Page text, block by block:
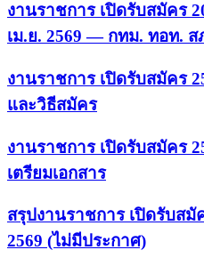
งานราชการ เปิดรับสมัคร
เม.ย. 2569 — กทม. ทอท. ส
งานราชการ เปิดรับสมัคร
และวิธีสมัคร
งานราชการ เปิดรับสมัคร
เตรียมเอกสาร
สรุปงานราชการ เปิดรับส
2569 (ไม่มีประกาศ)